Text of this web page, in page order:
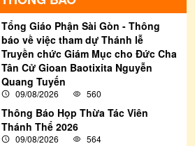
Tổng Giáo Phận Sài Gòn - Thông
báo về việc tham dự Thánh lễ
Truyền chức Giám Mục cho Đức Cha
Tân Cử Gioan Baotixita Nguyễn
Quang Tuyến
09/08/2026 560
Thông Báo Họp Thừa Tác Viên
Thánh Thể 2026
09/08/2026 564